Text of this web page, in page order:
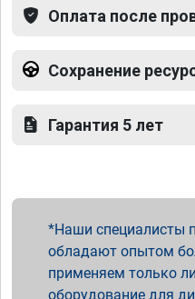
Оплата после
Сохранение
Гарантия 5 лет
Наши специалисты
обладают опытом
применяем только
оборудование для